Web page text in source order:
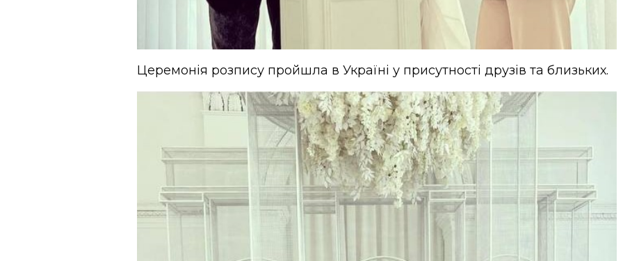
Церемонія розпису пройшла в Україні у присутності друзів та близьких.